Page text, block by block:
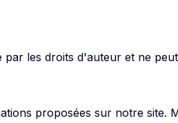
les droits d'auteur et ne
proposées sur notre site.